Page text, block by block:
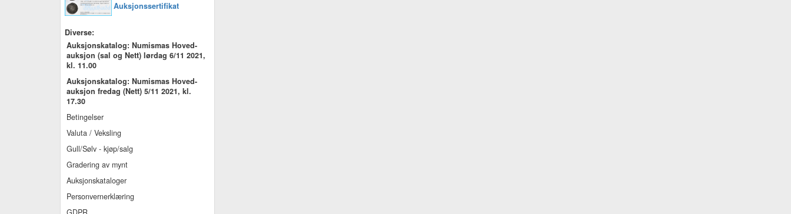
Auksjonssertifikat
Diverse:
Auksjonskatalog: Numismas Hoved-
auksjon (sal og Nett) lørdag 6/11 2021,
kl. 11.00
Auksjonskatalog: Numismas Hoved-
auksjon fredag (Nett) 5/11 2021, kl.
17.30
Betingelser
Valuta / Veksling
Gull/Sølv - kjøp/salg
Gradering av mynt
Auksjonskataloger
Personvernerklæring